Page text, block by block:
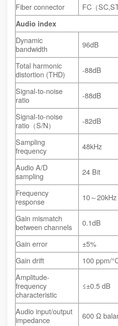
Fiber connector FC（
Audio index
Dynamic
bandwidth
96dB
Total harmonic
distortion (THD)
-88dB
Signal-to-noise
ratio
-88dB
Signal-to-noise
ratio（S/N）
-82dB
Sampling
frequency
48kHz
Audio A/D
sampling
24 Bit
Frequency
response
10～20kHz
Gain mismatch
between channels
0.1dB
Gain error
±5%
Gain drift
100 ppm/
Amplitude-
frequency
characteristic
≤±0.5 dB
Audio input/output
impedance
600 Ω